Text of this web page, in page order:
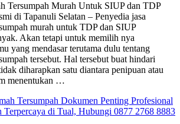
Tersumpah Murah Untuk SIUP dan TDP
di Tapanuli Selatan – Penyedia jasa
murah untuk TDP dan SIUP
Akan tetapi untuk memilih nya
yang mendasar terutama dulu tentang
tersebut. Hal tersebut buat hindari
diharapkan satu diantara penipuan atau
menentukan …